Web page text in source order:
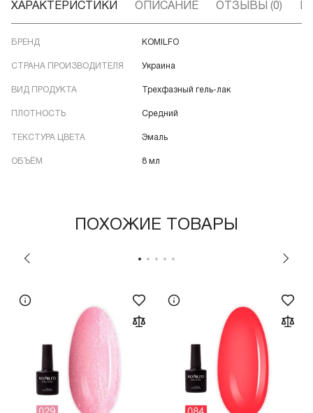
ХАРАКТЕРИСТИКИ ОПИСАНИЕ ОТЗЫВЫ (0)
БРЕНД KOMILFO
СТРАНА ПРОИЗВОДИТЕЛЯ Украина
ВИД ПРОДУКТА Трехфазный гель-лак
ПЛОТНОСТЬ Средний
ТЕКСТУРА ЦВЕТА Эмаль
ОБЪЁМ 8 мл
ПОХОЖИЕ ТОВАРЫ